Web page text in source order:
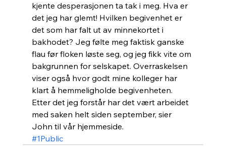
kjente desperasjonen ta tak i meg. Hva er
det jeg har glemt! Hvilken begivenhet er
det som har falt ut av minnekortet i
bakhodet? Jeg følte meg faktisk ganske
flau før floken løste seg, og jeg fikk vite om
bakgrunnen for selskapet. Overraskelsen
viser også hvor godt mine kolleger har
klart å hemmeligholde begivenheten.
Etter det jeg forstår har det vært arbeidet
med saken helt siden september, sier
John til vår hjemmeside.
#1Public